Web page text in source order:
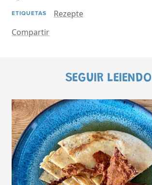
ETIQUETAS
Rezepte
Compartir
SEGUIR LEIENDO